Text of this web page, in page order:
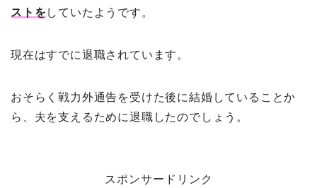
ストをしていたようです。
現在はすでに退職されています。
おそらく戦力外通告を受けた後に結婚していることか
ら、夫を支えるために退職したのでしょう。
スポンサードリンク